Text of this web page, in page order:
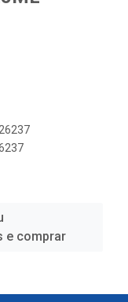
e comprar